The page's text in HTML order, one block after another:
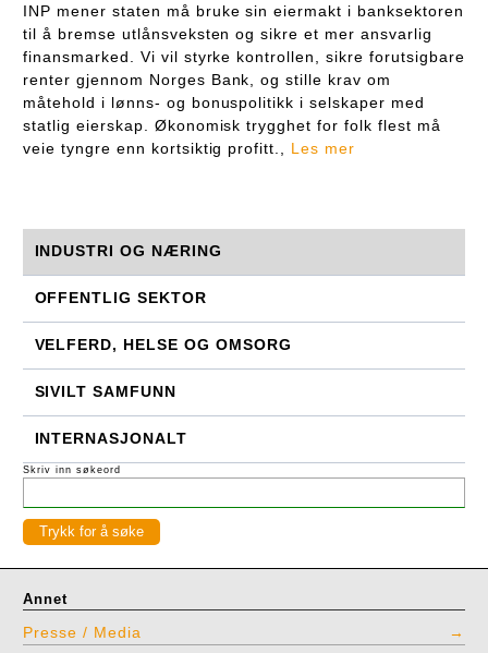
INP mener staten må bruke sin eiermakt i banksektoren
til å bremse utlånsveksten og sikre et mer ansvarlig
finansmarked. Vi vil styrke kontrollen, sikre forutsigbare
renter gjennom Norges Bank, og stille krav om
måtehold i lønns- og bonuspolitikk i selskaper med
statlig eierskap. Økonomisk trygghet for folk flest må
veie tyngre enn kortsiktig profitt., Les mer
INDUSTRI OG NÆRING
OFFENTLIG SEKTOR
VELFERD, HELSE OG OMSORG
SIVILT SAMFUNN
INTERNASJONALT
Skriv inn søkeord
Annet
Presse / Media